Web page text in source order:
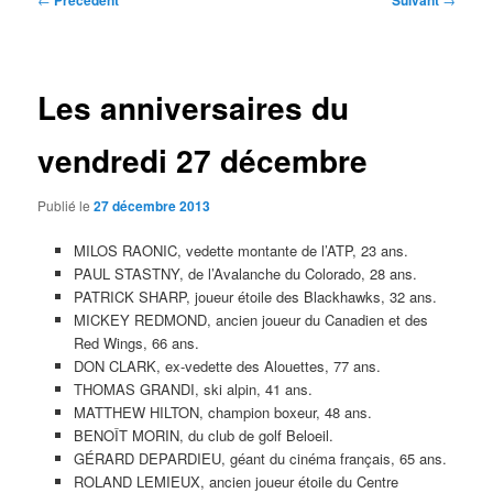
Les anniversaires du
vendredi 27 décembre
Publié le27 décembre 2013
MILOS RAONIC, vedette montante de l’ATP, 23 ans.
PAUL STASTNY, de l’Avalanche du Colorado, 28 ans.
PATRICK SHARP, joueur étoile des Blackhawks, 32 ans.
MICKEY REDMOND, ancien joueur du Canadien et des
Red Wings, 66 ans.
DON CLARK, ex-vedette des Alouettes, 77 ans.
THOMAS GRANDI, ski alpin, 41 ans.
MATTHEW HILTON, champion boxeur, 48 ans.
BENOÎT MORIN, du club de golf Beloeil.
GÉRARD DEPARDIEU, géant du cinéma français, 65 ans.
ROLAND LEMIEUX, ancien joueur étoile du Centre